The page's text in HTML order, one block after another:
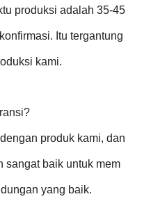
produksi adalah 35-45
Itu tergantung
kami.
produk kami, dan
sangat baik untuk mem
yang baik.